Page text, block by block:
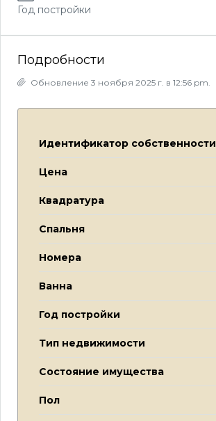
Год постройки
Подробности
Обновление 3 ноября 2025 г. в 12:56 pm.
Идентификатор собственности
Цена
Квадратура
Спальня
Номера
Ванна
Год постройки
Тип недвижимости
Состояние имущества
Пол